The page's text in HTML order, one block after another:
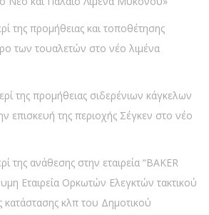
της προμήθειας και τοποθέτησης
των τουαλετών στο νέο λιμένα
της προμήθειας σιδερένιων κάγκελων
επισκευή της περιοχής Σέγκεν στο νέο
της ανάθεσης στην εταιρεία “BAKER
Eταιρεία Ορκωτών Ελεγκτών τακτικού
κατάστασης κλπ του Δημοτικού